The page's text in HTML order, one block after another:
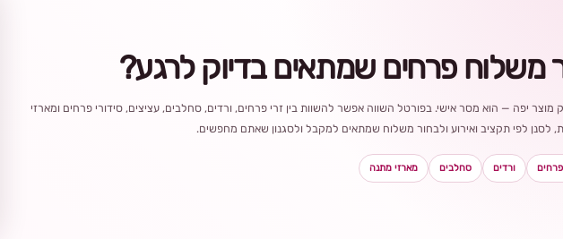
משלוח פרחים שמתאים בדיוק לרגע?
מוצר יפה — הוא מסר אישי. בפורטל השווה אפשר להשוות בין זרי פרחים, ורדים, סחלבים, עציצים, סידורי פרחים ומארזי
לסנן לפי תקציב ואירוע ולבחור משלוח שמתאים למקבל ולסגנון שאתם מחפשים.
פרחים ורדים סחלבים מארזי מתנה